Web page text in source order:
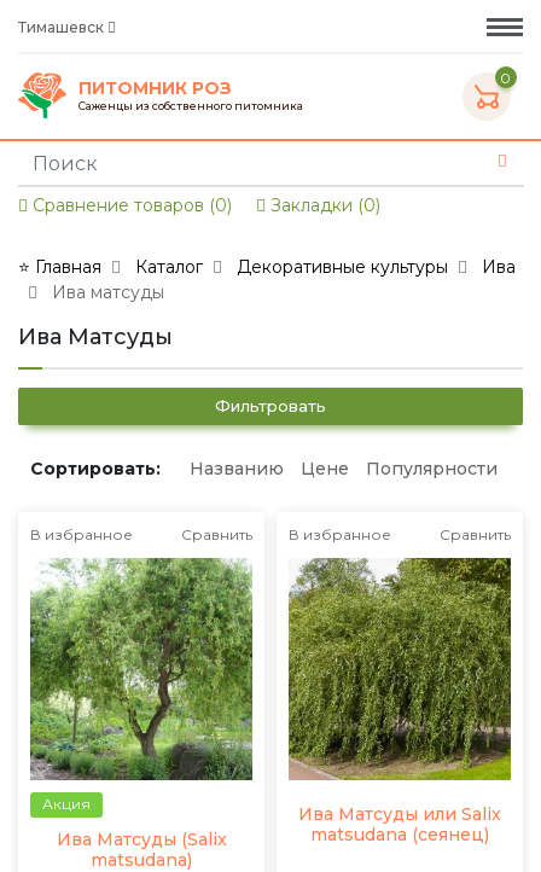
Тимашевск
ПИТОМНИК РОЗ
Саженцы из собственного питомника
0
Сравнение товаров (0) Закладки (0)
⭐ Главная Каталог Декоративные культуры
Ива
Ива матсуды
Ива Матсуды
Фильтровать
Сортировать: Названию Цене Популярности
В избранное Сравнить
Акция
Ива Матсуды (Salix
matsudana)
В избранное Сравнить
Ива Матсуды или Salix
matsudana (сеянец)